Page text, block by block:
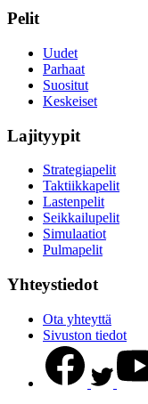
Pelit
Uudet
Parhaat
Suositut
Keskeiset
Lajityypit
Strategiapelit
Taktiikkapelit
Lastenpelit
Seikkailupelit
Simulaatiot
Pulmapelit
Yhteystiedot
Ota yhteyttä
Sivuston tiedot